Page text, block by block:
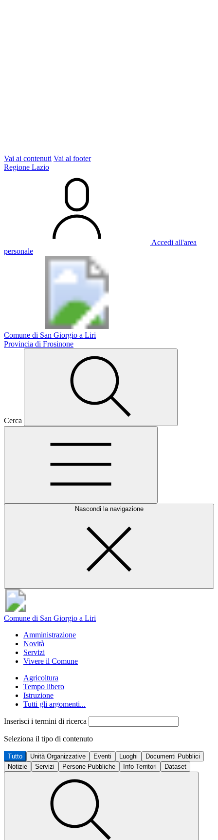
Vai ai contenuti Vai al footer
Regione Lazio
Accedi all'area
personale
Comune di San Giorgio a Liri
Provincia di Frosinone
Cerca
Nascondi la navigazione
Comune di San Giorgio a Liri
Amministrazione
Novità
Servizi
Vivere il Comune
Agricoltura
Tempo libero
Istruzione
Tutti gli argomenti...
Inserisci i termini di ricerca
Seleziona il tipo di contenuto
Tutto Unità Organizzative Eventi Luoghi
Documenti Pubblici
Notizie
Servizi Persone Pubbliche Info Territori Dataset